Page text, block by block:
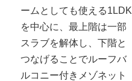
ームとしても使える1LDK
を中心に、最上階は一部
スラブを解体し、下階と
つなげることでルーフバ
ルコニー付きメゾネット